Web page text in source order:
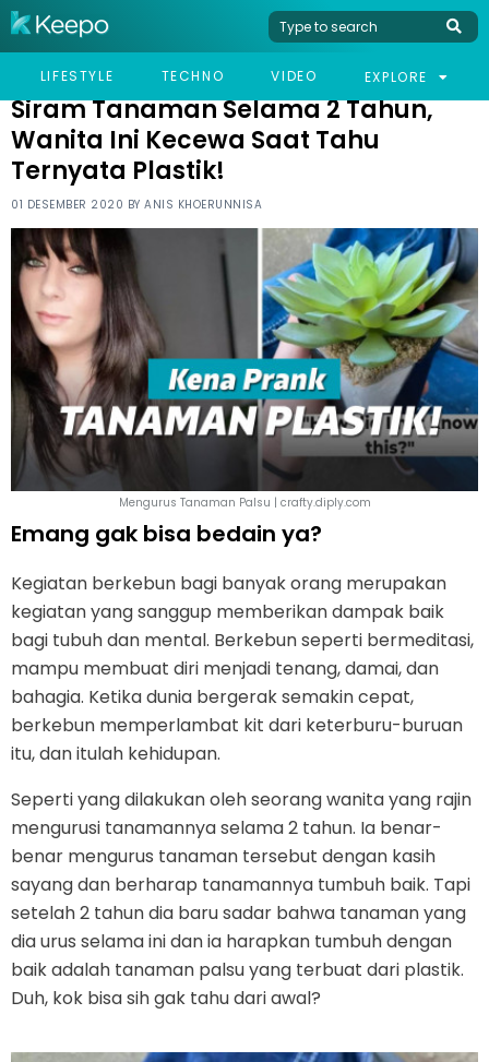
LIFESTYLE TECHNO VIDEO EXPLORE
HOME HUMOR
SIRAM TANAMAN SELAMA 2 TAHUN, WANITA INI KECEWA SAAT
Siram Tanaman Selama 2 Tahun,
Wanita Ini Kecewa Saat Tahu
Ternyata Plastik!
01 DESEMBER 2020 BY ANIS KHOERUNNISA
Mengurus Tanaman Palsu | crafty.diply.com
Emang gak bisa bedain ya?
Kegiatan berkebun bagi banyak orang merupakan
kegiatan yang sanggup memberikan dampak baik
bagi tubuh dan mental. Berkebun seperti bermeditasi,
mampu membuat diri menjadi tenang, damai, dan
bahagia. Ketika dunia bergerak semakin cepat,
berkebun memperlambat kit dari keterburu-buruan
itu, dan itulah kehidupan.
Seperti yang dilakukan oleh seorang wanita yang rajin
mengurusi tanamannya selama 2 tahun. Ia benar-
benar mengurus tanaman tersebut dengan kasih
sayang dan berharap tanamannya tumbuh baik. Tapi
setelah 2 tahun dia baru sadar bahwa tanaman yang
dia urus selama ini dan ia harapkan tumbuh dengan
baik adalah tanaman palsu yang terbuat dari plastik.
Duh, kok bisa sih gak tahu dari awal?